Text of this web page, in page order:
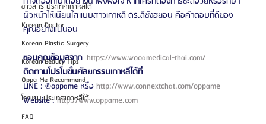
ข่าวสาร ประเทศเกาหลีใต้
Korean Doctor
Korean Plastic Surgery
Korean Beauty Tips
Oppa Me Recommend
โรงแรม ประเทศเกาหลีใต้
FAQ
ผิวหน้าให้เนียนใสแบบสาวเกาหลี ดร.ลีซังฮยอน คือคำตอบที่ดีของ
คุณอย่างแน่นอน
ขอบคุณข้อมูลจาก https://www.wooamedical-thai.com/
ติดตามโปรโมชั่นศัลยกรรมเกาหลีได้ที่
LINE : @oppame หรือ http://www.connextchat.com/oppame
Website : http://www.oppame.com